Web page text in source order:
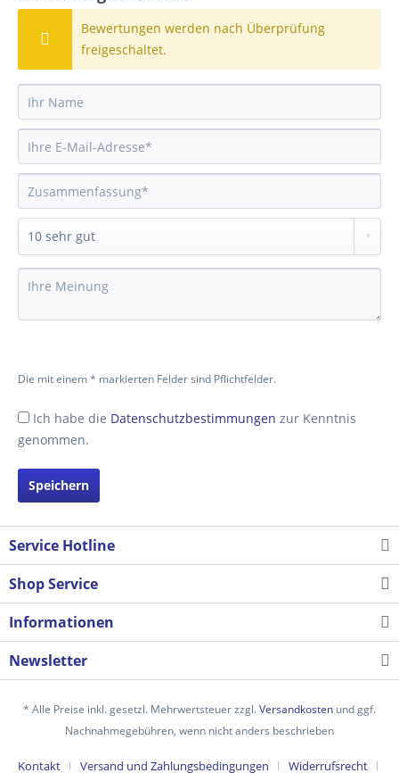
Bewertungen werden nach Überprüfung
freigeschaltet.
Die mit einem * markierten Felder sind Pflichtfelder.
Ich habe die Datenschutzbestimmungen zur Kenntnis
genommen.
Speichern
Service Hotline
Shop Service
Informationen
Newsletter
* Alle Preise inkl. gesetzl. Mehrwertsteuer zzgl.Versandkosten und ggf.
Nachnahmegebühren, wenn nicht anders beschrieben
Kontakt Versand und Zahlungsbedingungen Widerrufsrecht